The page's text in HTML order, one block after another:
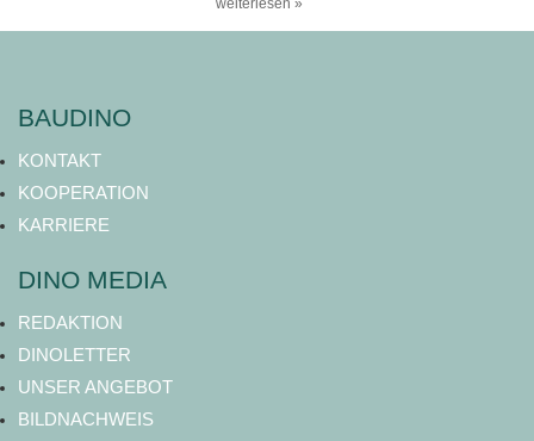
weiterlesen »
BAUDINO
KONTAKT
KOOPERATION
KARRIERE
DINO MEDIA
REDAKTION
DINOLETTER
UNSER ANGEBOT
BILDNACHWEIS